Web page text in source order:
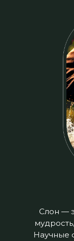
Слон —
Научные